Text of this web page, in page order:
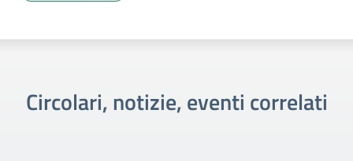
Circolari, notizie, eventi correlati